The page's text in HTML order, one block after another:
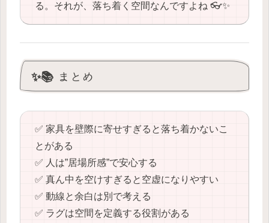
る。それが、落ち着く空間なんですよね 👓✨
✨📚 まとめ
✅ 家具を壁際に寄せすぎると落ち着かないこ
とがある
✅ 人は”居場所感”で安心する
✅ 真ん中を空けすぎると空虚になりやすい
✅ 動線と余白は別で考える
✅ ラグは空間を定義する役割がある